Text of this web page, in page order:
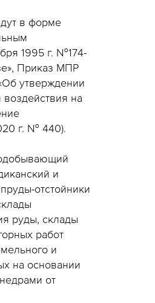
в форме
1995 г. №174-
Приказ МПР
утверждении
на
г. № 440).
и
отстойники
руды, склады
работ
и
на основании
от